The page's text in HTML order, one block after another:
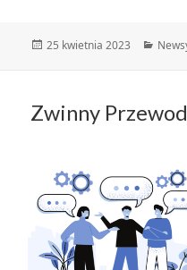
Data
25 kwietnia 2023
Zwinny